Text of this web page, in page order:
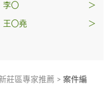
李〇 ＞
王〇堯 ＞
莊區專家推薦 > 案件編